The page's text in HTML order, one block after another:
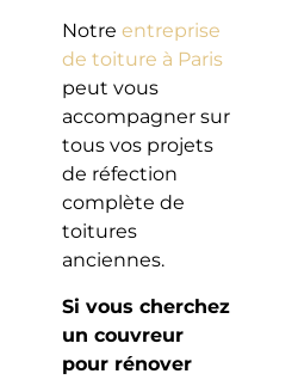
Notre entreprise
de toiture à Paris
peut vous
accompagner sur
tous vos projets
de réfection
complète de
toitures
anciennes.
Si vous cherchez
un couvreur
pour rénover